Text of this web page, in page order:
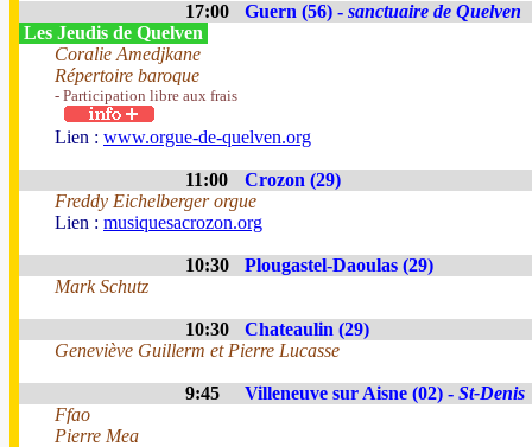
17:00 Guern (56) - sanctuaire de Quelven
Les Jeudis de Quelven
Coralie Amedjkane
Répertoire baroque
- Participation libre aux frais
Lien : www.orgue-de-quelven.org
11:00
Crozon (29)
Freddy Eichelberger orgue
Lien : musiquesacrozon.org
10:30
Plougastel-Daoulas (29)
Mark Schutz
10:30
Chateaulin (29)
Geneviève Guillerm et Pierre Lucasse
9:45 Villeneuve sur Aisne (02) - St-Denis
Ffao
Pierre Mea